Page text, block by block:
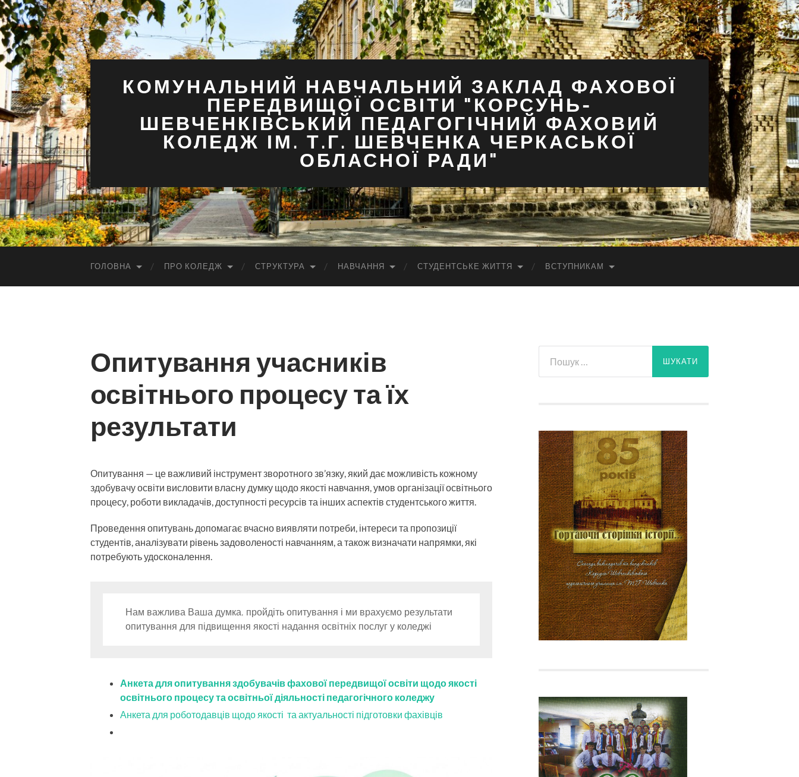
КОМУНАЛЬНИЙ НАВЧАЛЬНИЙ ЗАКЛАД ФАХОВОЇ
ПЕРЕДВИЩОЇ ОСВІТИ "КОРСУНЬ-
ШЕВЧЕНКІВСЬКИЙ ПЕДАГОГІЧНИЙ ФАХОВИЙ
КОЛЕДЖ ІМ. Т.Г. ШЕВЧЕНКА ЧЕРКАСЬКОЇ
ОБЛАСНОЇ РАДИ"
ГОЛОВНА ПРО КОЛЕДЖ СТРУКТУРА НАВЧАННЯ СТУДЕНТСЬКЕ ЖИТТЯ ВСТУПНИКАМ
Опитування учасників
освітнього процесу та їх
результати
Опитування — це важливий інструмент зворотного зв’язку, який дає можливість кожному
здобувачу освіти висловити власну думку щодо якості навчання, умов організації освітнього
процесу, роботи викладачів, доступності ресурсів та інших аспектів студентського життя.
Проведення опитувань допомагає вчасно виявляти потреби, інтереси та пропозиції
студентів, аналізувати рівень задоволеності навчанням, а також визначати напрямки, які
потребують удосконалення.
Нам важлива Ваша думка, пройдіть опитування і ми врахуємо результати
опитування для підвищення якості надання освітніх послуг у коледжі
Анкета для опитування здобувачів фахової передвищої освіти щодо якості
освітнього процесу та освітньої діяльності педагогічного коледжу
Анкета для роботодавців щодо якості та актуальності підготовки фахівців